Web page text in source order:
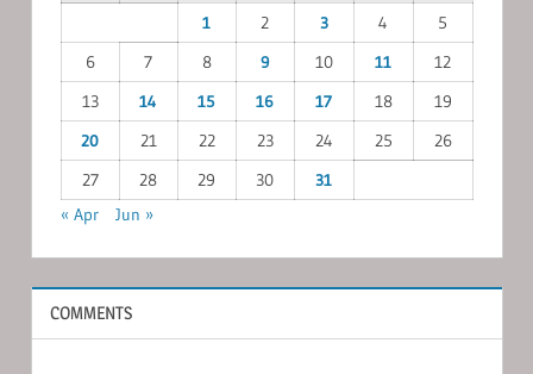
1
2 3 4
5
6
7 8 9 10 11
12
13
14 15 16 17 18
19
20
21 22 23 24 25
26
27
28 29 30
31
« Apr
Jun »
COMMENTS